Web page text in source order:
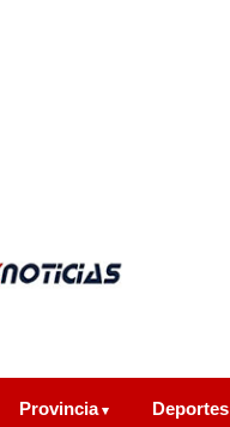
Provincia Deportes